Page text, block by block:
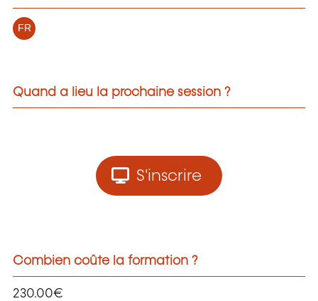
FR
Quand a lieu la prochaine session ?
S'inscrire
Combien coûte la formation ?
230.00€